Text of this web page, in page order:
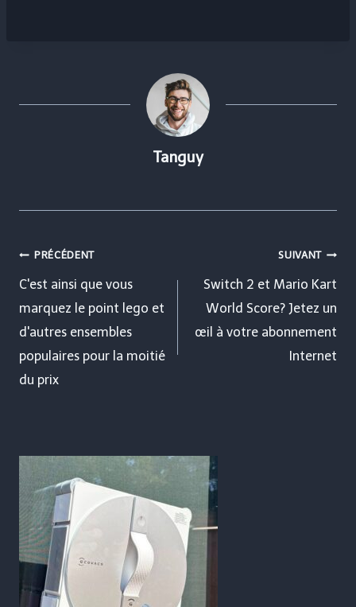
Tanguy
Navigation
de
l’article
PRÉCÉDENT
C'est ainsi que vous
marquez le point lego et
d'autres ensembles
populaires pour la moitié
du prix
SUIVANT
Switch 2 et Mario Kart
World Score? Jetez un
œil à votre abonnement
Internet